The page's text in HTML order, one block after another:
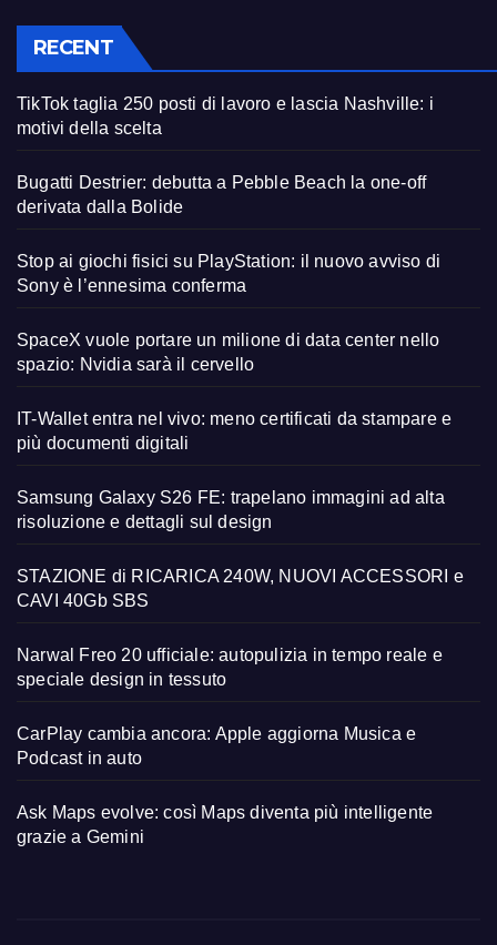
RECENT
TikTok taglia 250 posti di lavoro e lascia Nashville: i
motivi della scelta
Bugatti Destrier: debutta a Pebble Beach la one-off
derivata dalla Bolide
Stop ai giochi fisici su PlayStation: il nuovo avviso di
Sony è l’ennesima conferma
SpaceX vuole portare un milione di data center nello
spazio: Nvidia sarà il cervello
IT-Wallet entra nel vivo: meno certificati da stampare e
più documenti digitali
Samsung Galaxy S26 FE: trapelano immagini ad alta
risoluzione e dettagli sul design
STAZIONE di RICARICA 240W, NUOVI ACCESSORI e
CAVI 40Gb SBS
Narwal Freo 20 ufficiale: autopulizia in tempo reale e
speciale design in tessuto
CarPlay cambia ancora: Apple aggiorna Musica e
Podcast in auto
Ask Maps evolve: così Maps diventa più intelligente
grazie a Gemini